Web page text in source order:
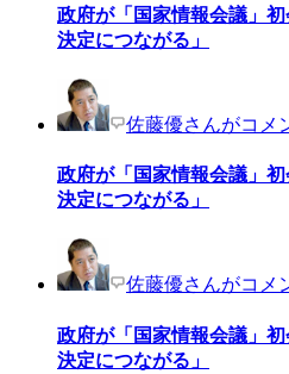
政府が「国家情報会議」
決定につながる」
佐藤優さんがコメ
政府が「国家情報会議」
決定につながる」
佐藤優さんがコメ
政府が「国家情報会議」
決定につながる」